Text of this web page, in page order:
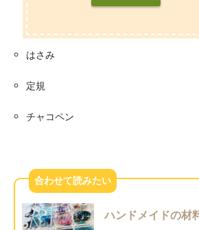
はさみ
定規
チャコペン
ハンドメイドの材